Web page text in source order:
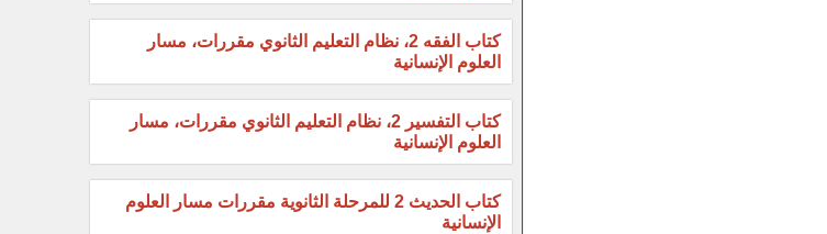
كتاب الفقه 2، نظام التعليم الثانوي مقررات، مسار
العلوم الإنسانية
كتاب التفسير 2، نظام التعليم الثانوي مقررات، مسار
العلوم الإنسانية
كتاب الحديث 2 للمرحلة الثانوية مقررات مسار العلوم
الإنسانية